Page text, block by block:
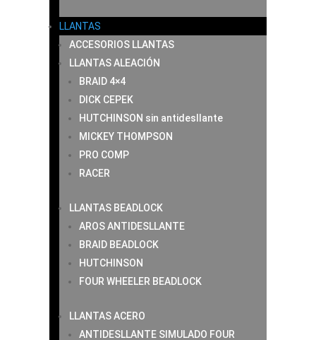
LLANTAS
ACCESORIOS LLANTAS
LLANTAS ALEACIÓN
BRAID 4×4
DICK CEPEK
HUTCHINSON sin antidesllante
MICKEY THOMPSON
PRO COMP
RACER
LLANTAS BEADLOCK
AROS ANTIDESLLANTE
BRAID BEADLOCK
HUTCHINSON
FOUR WHEELER BEADLOCK
LLANTAS ACERO
ANTIDESLLANTE SIMULADO FOUR